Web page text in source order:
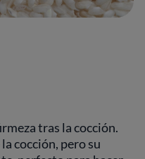
tras la cocción.
cocción, pero su